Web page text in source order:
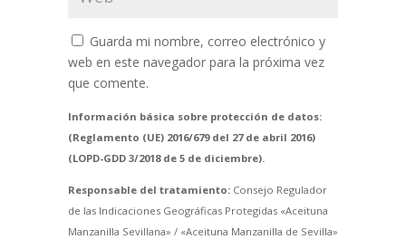
Guarda mi nombre, correo electrónico y
web en este navegador para la próxima vez
que comente.
Información básica sobre protección de datos:
(Reglamento (UE) 2016/679 del 27 de abril 2016)
(LOPD-GDD 3/2018 de 5 de diciembre).
Responsable del tratamiento:Consejo Regulador
de las Indicaciones Geográficas Protegidas «Aceituna
Manzanilla Sevillana» / «Aceituna Manzanilla de Sevilla»